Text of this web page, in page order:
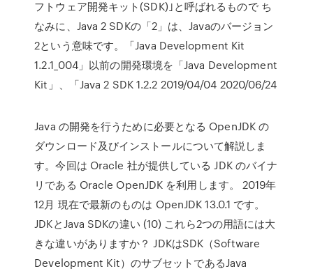
フトウェア開発キット(SDK)｣と呼ばれるもので ち
なみに、Java 2 SDKの「2」は、Javaのバージョン
2という意味です。「Java Development Kit
1.2.1_004」以前の開発環境を「Java Development
Kit」、「Java 2 SDK 1.2.2 2019/04/04 2020/06/24
Java の開発を行うために必要となる OpenJDK の
ダウンロード及びインストールについて解説しま
す。今回は Oracle 社が提供している JDK のバイナ
リである Oracle OpenJDK を利用します。 2019年
12月 現在で最新のものは OpenJDK 13.0.1 です。
JDKとJava SDKの違い (10) これら2つの用語には大
きな違いがありますか？ JDKはSDK（Software
Development Kit）のサブセットであるJava